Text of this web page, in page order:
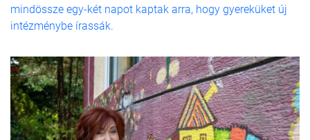
mindössze egy-két napot kaptak arra, hogy gyereküket új
intézménybe írassák.